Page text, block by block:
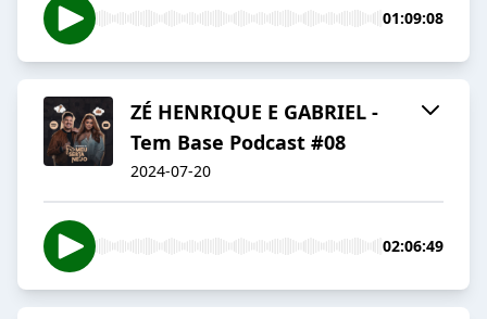
01:09:08
ZÉ HENRIQUE E GABRIEL -
Tem Base Podcast #08
2024-07-20
02:06:49